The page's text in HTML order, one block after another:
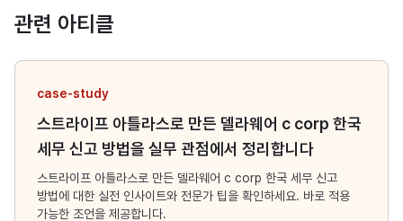
관련 아티클
case-study
스트라이프 아틀라스로 만든 델라웨어 c corp 한국
세무 신고 방법을 실무 관점에서 정리합니다
스트라이프 아틀라스로 만든 델라웨어 c corp 한국 세무 신고
방법에 대한 실전 인사이트와 전문가 팁을 확인하세요. 바로 적용
가능한 조언을 제공합니다.